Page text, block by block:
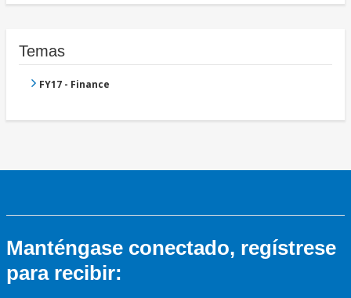
Temas
FY17 - Finance
Manténgase conectado, regístrese
para recibir: